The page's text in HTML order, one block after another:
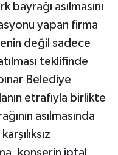
bayrağı asılmasını
yapan firma
değil sadece
teklifinde
Belediye
etrafıyla birlikte
asılmasında